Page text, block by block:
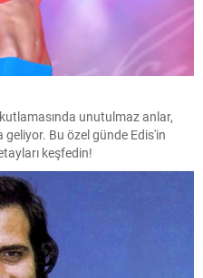
unutulmaz anlar,
Bu özel günde Edis'in
keşfedin!